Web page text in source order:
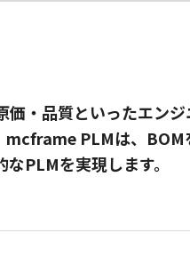
・品質といったエンジ
PLMは、BOM
PLMを実現します。